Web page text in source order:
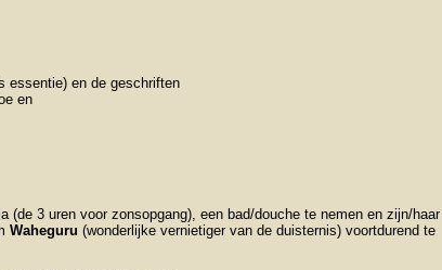
essentie) en de geschriften
en
3 uren voor zonsopgang), een bad/douche te nemen en zijn/haar
Waheguru (wonderlijke vernietiger van de duisternis) voortdurend te